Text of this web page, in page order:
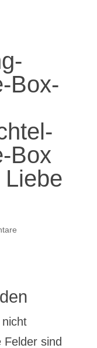
Box-
Box
Felder sind